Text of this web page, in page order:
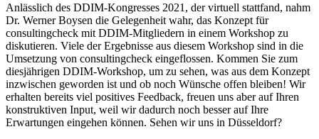
Anlässlich des DDIM-Kongresses 2021, der virtuell stattfand, nahm
Dr. Werner Boysen die Gelegenheit wahr, das Konzept für
consultingcheck mit DDIM-Mitgliedern in einem Workshop zu
diskutieren. Viele der Ergebnisse aus diesem Workshop sind in die
Umsetzung von consultingcheck eingeflossen. Kommen Sie zum
diesjährigen DDIM-Workshop, um zu sehen, was aus dem Konzept
inzwischen geworden ist und ob noch Wünsche offen bleiben! Wir
erhalten bereits viel positives Feedback, freuen uns aber auf Ihren
konstruktiven Input, weil wir dadurch noch besser auf Ihre
Erwartungen eingehen können. Sehen wir uns in Düsseldorf?